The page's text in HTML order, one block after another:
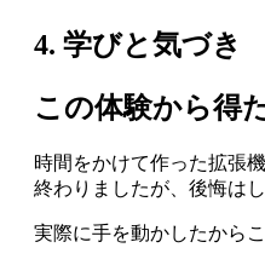
4. 学びと気づき
この体験から得
時間をかけて作った拡張
終わりましたが、後悔は
実際に手を動かしたから